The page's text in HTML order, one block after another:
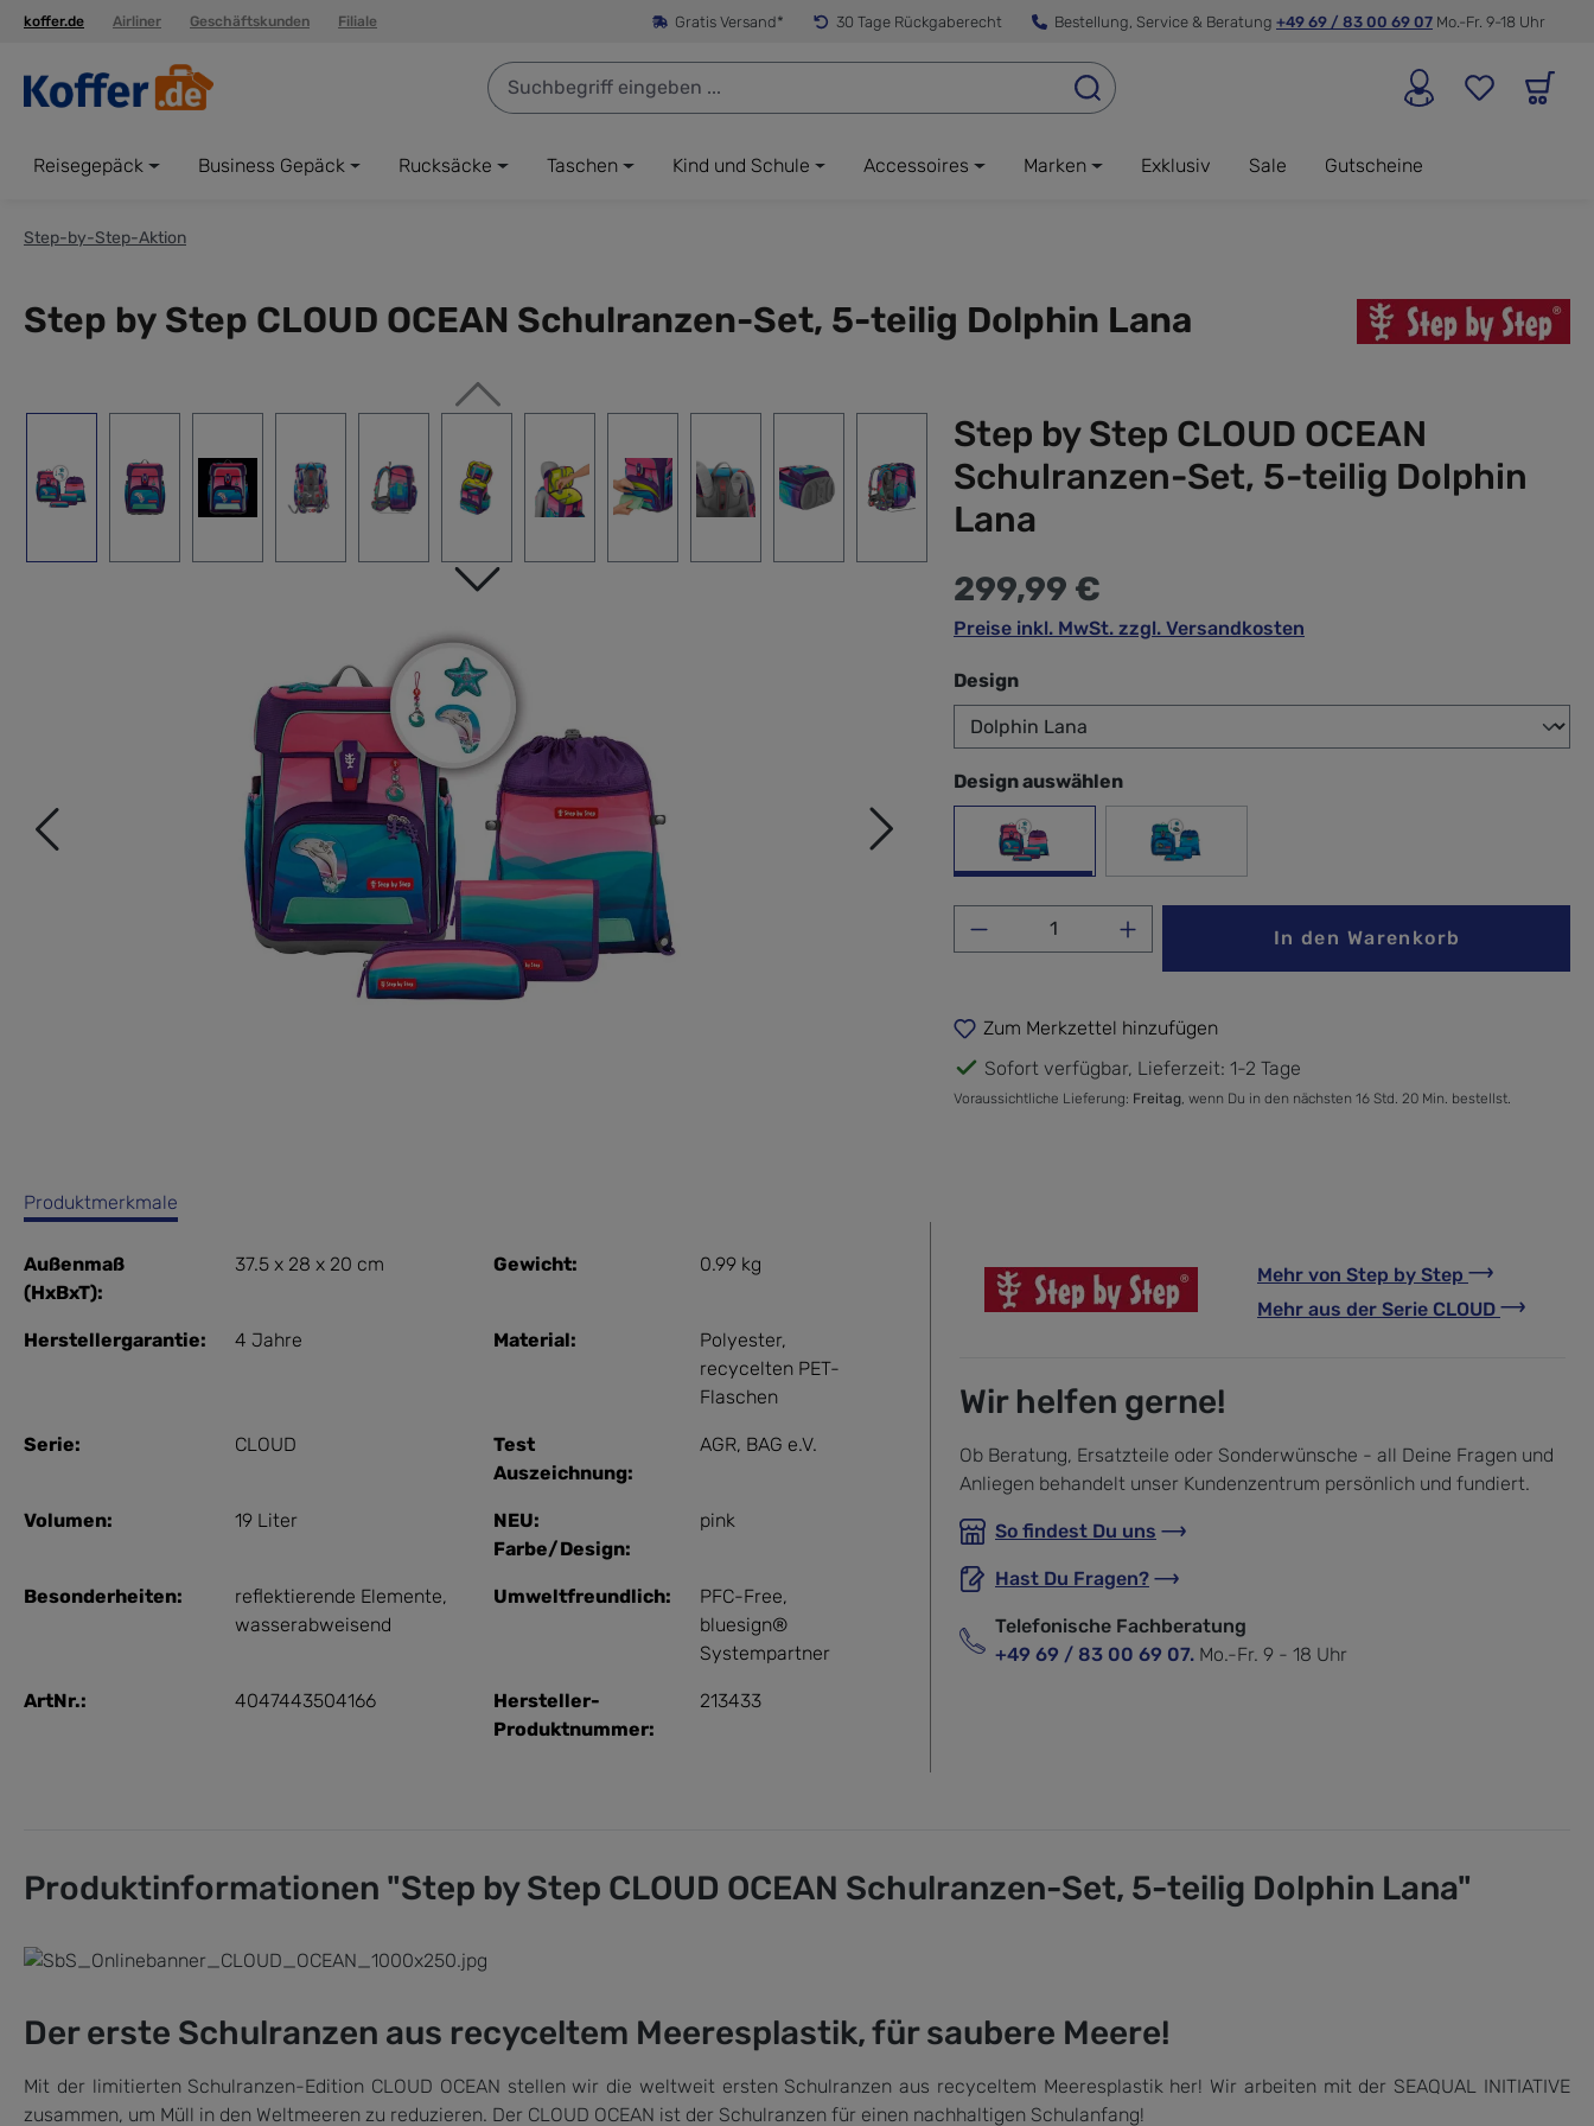
Zur Hauptnavigation springen
koffer.de Airliner Geschäftskunden Filiale Gratis Versand* 30 Tage Rückgaberecht Bestellung, Service & Beratung +49 69 / 83 00 69 07 Mo.-Fr. 9-18 Uhr
Reisegepäck Business Gepäck Rucksäcke Taschen Kind und Schule Accessoires Marken Exklusiv Sale Gutscheine
Step-by-Step-Aktion
Step by Step CLOUD OCEAN Schulranzen-Set, 5-teilig Dolphin Lana
Step by Step CLOUD OCEAN
Schulranzen-Set, 5-teilig Dolphin
Lana
299,99 €
Preise inkl. MwSt. zzgl. Versandkosten
Designauswählen
Design auswählen
Dolphin Lana Space Craft Spike
Produkt Anzahl: Gib den gewünschten Wert ein
In den Warenkorb
Zum Merkzettel hinzufügen
Sofort verfügbar, Lieferzeit: 1-2 Tage
Voraussichtliche Lieferung: Freitag , wenn Du in den nächsten 16 Std. 20 Min. bestellst.
Produktmerkmale
Außenmaß
(HxBxT):
37.5 x 28 x 20 cm Gewicht: 0.99 kg
Herstellergarantie: 4 Jahre Material: Polyester,
recycelten PET-
Flaschen
Serie: CLOUD
Test
Auszeichnung:
AGR, BAG e.V.
Volumen: 19 Liter
NEU:
Farbe/Design:
pink
Besonderheiten: reflektierende Elemente,
wasserabweisend
Umweltfreundlich: PFC-Free,
bluesign®
Systempartner
ArtNr.: 4047443504166
Hersteller-
Produktnummer:
213433
Mehr von Step by Step
Mehr aus der Serie CLOUD
Wir helfen gerne!
Ob Beratung, Ersatzteile oder Sonderwünsche - all Deine Fragen und
Anliegen behandelt unser Kundenzentrum persönlich und fundiert.
So findest Du uns
Hast Du Fragen?
Telefonische Fachberatung
+49 69 / 83 00 69 07. Mo.-Fr. 9 - 18 Uhr
Produktinformationen "Step by Step CLOUD OCEAN Schulranzen-Set, 5-teilig Dolphin Lana"
Der erste Schulranzen aus recyceltem Meeresplastik, für saubere Meere!
Mit der limitierten Schulranzen-Edition CLOUD OCEAN stellen wir die weltweit ersten Schulranzen aus recyceltem Meeresplastik her! Wir arbeiten mit der SEAQUAL INITIATIVE
zusammen, um Müll in den Weltmeeren zu reduzieren. Der CLOUD OCEAN ist der Schulranzen für einen nachhaltigen Schulanfang!